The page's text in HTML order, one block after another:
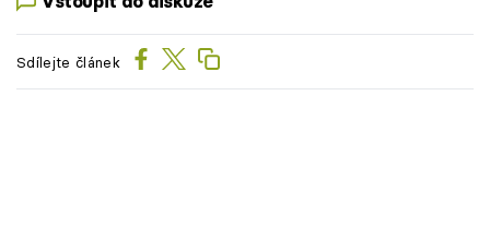
Sdílejte článek